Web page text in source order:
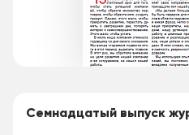
Семнадцатый выпуск